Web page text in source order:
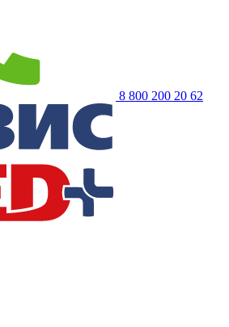
8 800 200 20 62